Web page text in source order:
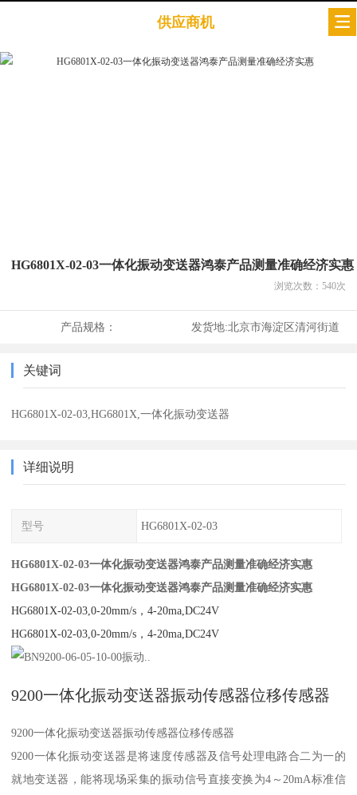
供应商机
HG6801X-02-03一体化振动变送器鸿泰产品测量准确经济实惠
浏览次数： 540次
产品规格： 发货地:北京市海淀区清河街道
关键词
HG6801X-02-03,HG6801X,一体化振动变送器
详细说明
型号 HG6801X-02-03
HG6801X-02-03一体化振动变送器鸿泰产品测量准确经济实惠
HG6801X-02-03一体化振动变送器鸿泰产品测量准确经济实惠
HG6801X-02-03,0-20mm/s，4-20ma,DC24V
HG6801X-02-03,0-20mm/s，4-20ma,DC24V
9200一体化振动变送器振动传感器位移传感器
9200一体化振动变送器振动传感器位移传感器
9200一体化振动变送器是将速度传感器及信号处理电路合二为一的
就地变送器，能将现场采集的振动信号直接变换为4～20mA标准信